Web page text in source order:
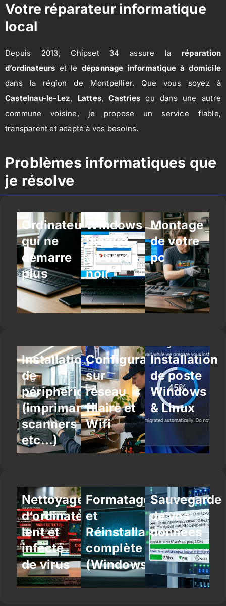
Votre réparateur informatique
local
Depuis 2013, Chipset 34 assure la réparation
d’ordinateurs et le dépannage informatique à domicile
dans la région de Montpellier. Que vous soyez à
Castelnau-le-Lez, Lattes,Castries ou dans une autre
commune voisine, je propose un service fiable,
transparent et adapté à vos besoins.
Problèmes informatiques que
je résolve
Ordinateur
qui ne
démarre
plus
Windows
bloqué
ou écran
noir
Montage
de votre
pc
Installation
de
périphériques
(imprimantes,
scanners
etc…)
Configuration
sur
réseau
filaire et
Wifi
Installation
de poste
Windows
& Linux
Nettoyage
d’ordinateur
lent et
infecté
de virus
Formatage
et
Réinstallation
complète
(Windows/Linux)
Sauvegarde
de vos
données